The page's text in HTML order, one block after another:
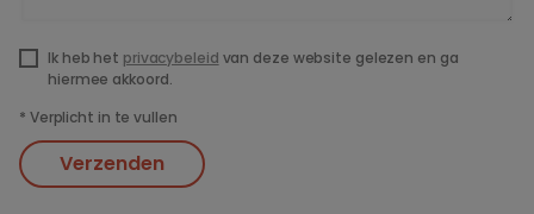
Ik heb het privacybeleid van deze website gelezen en ga
hiermee akkoord.
* Verplicht in te vullen
Verzenden